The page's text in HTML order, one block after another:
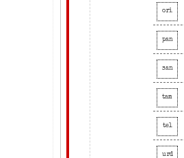
ori
pan
san
tam
tel
urd